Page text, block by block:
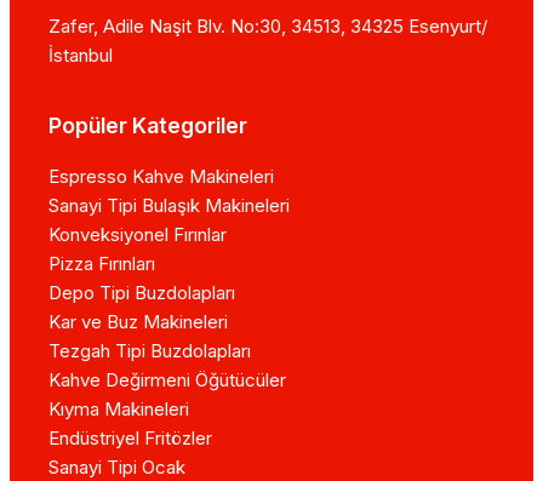
Zafer, Adile Naşit Blv. No:30, 34513, 34325 Esenyurt/
İstanbul
Popüler Kategoriler
Espresso Kahve Makineleri
Sanayi Tipi Bulaşık Makineleri
Konveksiyonel Fırınlar
Pizza Fırınları
Depo Tipi Buzdolapları
Kar ve Buz Makineleri
Tezgah Tipi Buzdolapları
Kahve Değirmeni Öğütücüler
Kıyma Makineleri
Endüstriyel Fritözler
Sanayi Tipi Ocak